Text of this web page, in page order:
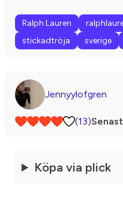
Ralph Lauren
stickadtröja
sverige
Jennyylofgren
(13)
Köpa via plick